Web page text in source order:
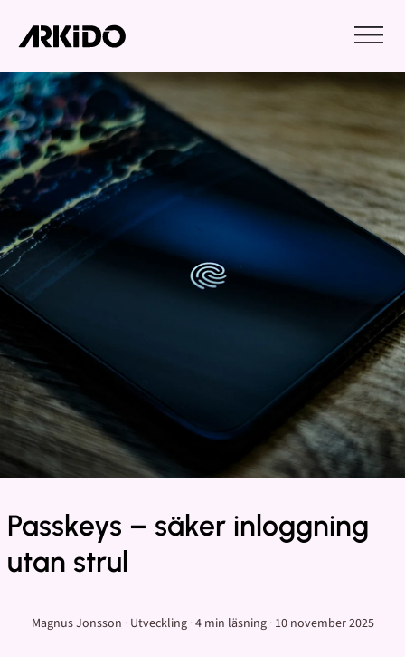
Passkeys – säker inloggning
utan strul
Magnus Jonsson · Utveckling·4 min läsning· 10 november 2025